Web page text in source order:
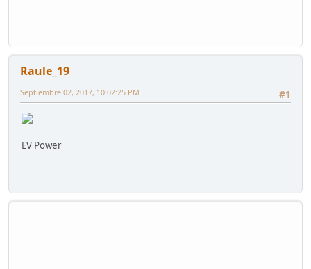
Raule_19
#1
Septiembre 02, 2017, 10:02:25 PM
EV Power